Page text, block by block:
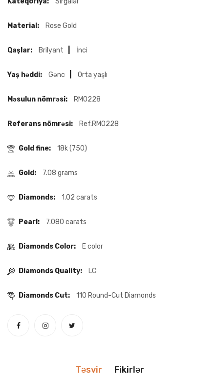
Material: Rose Gold
Qaşlar: Brilyant İnci
Yaş həddi: Gənc Orta yaşlı
Məsulun nömrəsi: RM0228
Referans nömrəsi: Ref.RM0228
Gold fine: 18k (750)
Gold: 7.08 grams
Diamonds: 1.02 carats
Pearl: 7.080 carats
Diamonds Color: E color
Diamonds Quality: LC
Diamonds Cut: 110 Round-Cut Diamonds
Təsvir Fikirlər